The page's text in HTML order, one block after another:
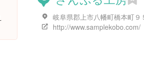
岐阜県郡上市八幡町橋本町９
http://www.samplekobo.com/